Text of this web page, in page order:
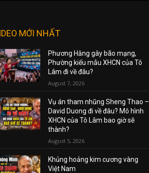
MỚI NHẤT
Phương Hằng gây bão mạng,
Phường kiểu mẫu XHCN của Tô
Lâm đi về đâu?
August 7, 2026
Vụ án tham nhũng Sheng Thao –
David Duong đi về đâu? Mô hình
XHCN của Tô Lâm bao giờ sẽ
thành?
August 5, 2026
Khủng hoảng kim cương vàng
Việt Nam